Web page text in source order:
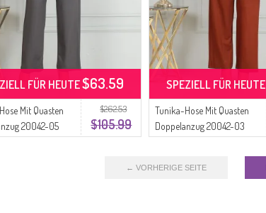
$262.53
$105.99
Mit Quasten
20042-05
FÜR HEUTE$63.59
Tunika-Hose Mit Quasten
Doppelanzug 20042-03
SPEZIELL FÜR HEUTE
← VORHERIGE SEITE